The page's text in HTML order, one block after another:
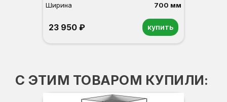
Ширина
700 мм
23 950 ₽ купить
С ЭТИМ ТОВАРОМ КУПИЛИ: